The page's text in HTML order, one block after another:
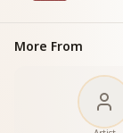
More From